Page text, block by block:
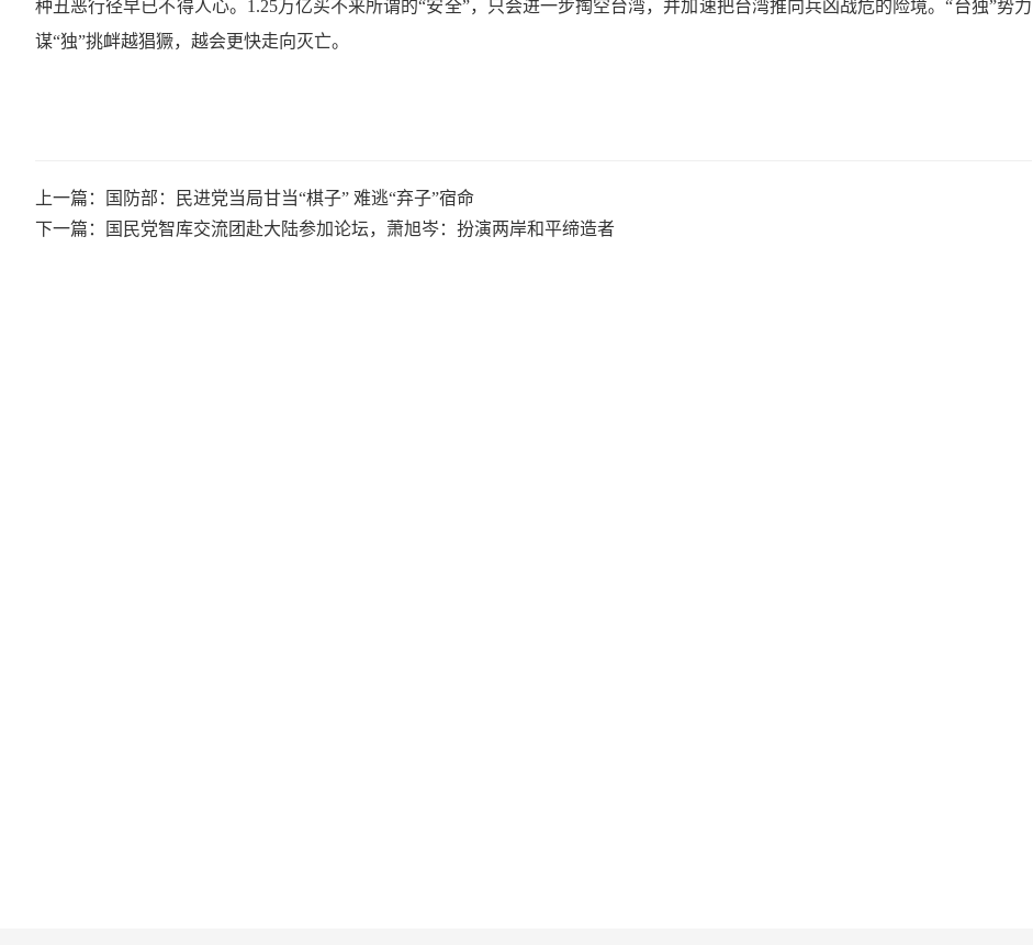
种丑恶行径早已不得人心。1.25万亿买不来所谓的“安全”，只会进一步掏空台湾，并加速把台湾推向兵凶战危的险境。“台独”势力
谋“独”挑衅越猖獗，越会更快走向灭亡。
上一篇：国防部：民进党当局甘当“棋子” 难逃“弃子”宿命
下一篇：国民党智库交流团赴大陆参加论坛，萧旭岑：扮演两岸和平缔造者